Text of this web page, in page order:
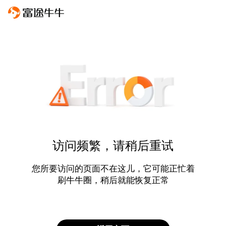
访问频繁，请稍后重试
您所要访问的页面不在这儿，它可能正忙着
刷牛牛圈，稍后就能恢复正常